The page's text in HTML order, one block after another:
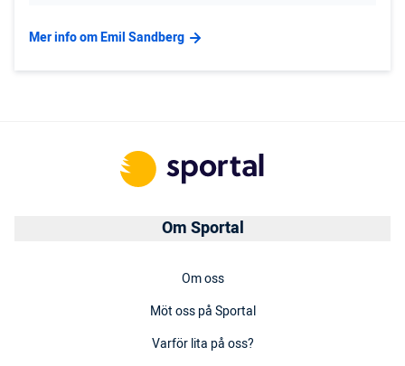
Mer info om Emil Sandberg
Om Sportal
Om oss
Möt oss på Sportal
Varför lita på oss?